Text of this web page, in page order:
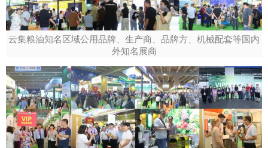
云集粮油知名区域公用品牌、生产商、品牌方、机械配套等国内
外知名展商